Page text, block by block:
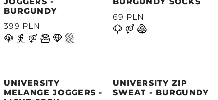
BURGUNDY
399 PLN
69 PLN
UNIVERSITY
MELANGE JOGGERS -
UNIVERSITY ZIP
SWEAT - BURGUNDY